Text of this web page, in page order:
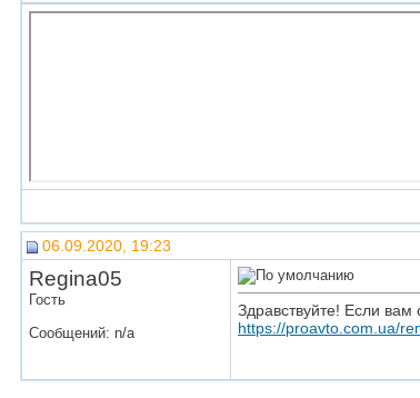
06.09.2020, 19:23
Regina05
Гость
Сообщений: n/a
Здравствуйте! Если
https://proavto.com.ua/